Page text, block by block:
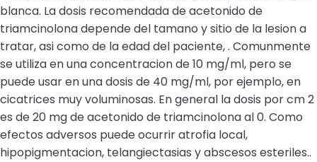
blanca. La dosis recomendada de acetonido de
triamcinolona depende del tamano y sitio de la lesion a
tratar, asi como de la edad del paciente, . Comunmente
se utiliza en una concentracion de 10 mg/ml, pero se
puede usar en una dosis de 40 mg/ml, por ejemplo, en
cicatrices muy voluminosas. En general la dosis por cm 2
es de 20 mg de acetonido de triamcinolona al 0. Como
efectos adversos puede ocurrir atrofia local,
hipopigmentacion, telangiectasias y abscesos esteriles..